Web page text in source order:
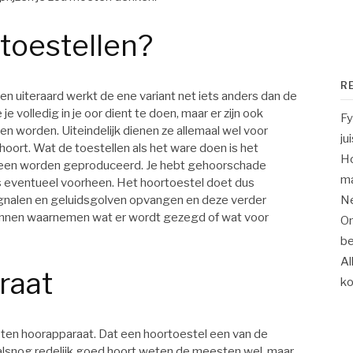
uiteraard werkt de ene variant net iets anders dan de
je volledig in je oor dient te doen, maar er zijn ook
worden. Uiteindelijk dienen ze allemaal wel voor
Wat de toestellen als het ware doen is het
worden geproduceerd. Je hebt gehoorschade
eventueel voorheen. Het hoortoestel doet dus
en geluidsgolven opvangen en deze verder
waarnemen wat er wordt gezegd of wat voor
hoorapparaat. Dat een hoortoestel een van de